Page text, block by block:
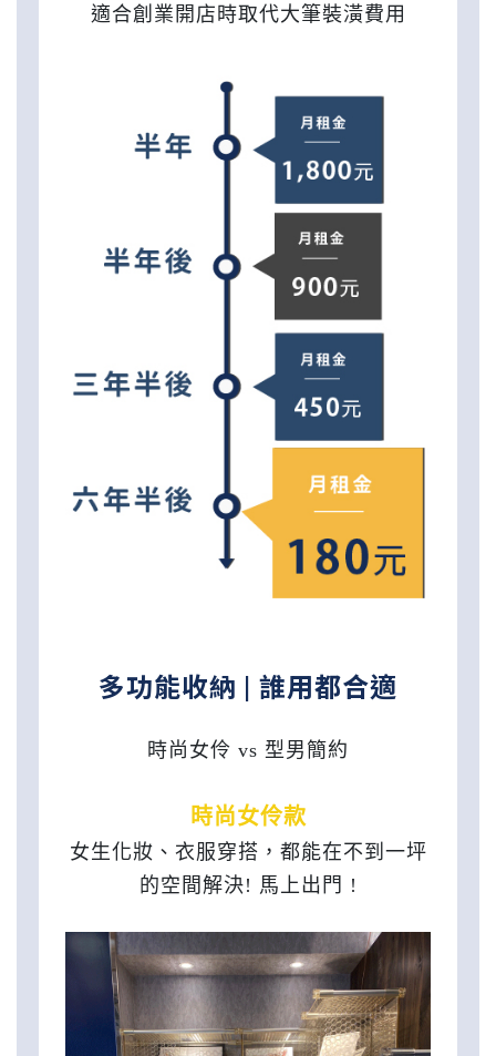
適合創業開店時取代大筆裝潢費用
多功能收納 | 誰用都合適
時尚女伶 vs 型男簡約
時尚女伶款
女生化妝、衣服穿搭，都能在不到一坪
的空間解決! 馬上出門 !